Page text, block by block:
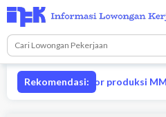
Loncat
ke
konten
Rekomendasi:
Lowongan supervisor produksi